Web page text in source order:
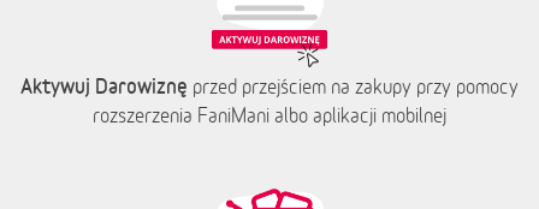
Aktywuj Darowiznę przed przejściem na zakupy przy pomocy
rozszerzenia FaniMani albo aplikacji mobilnej